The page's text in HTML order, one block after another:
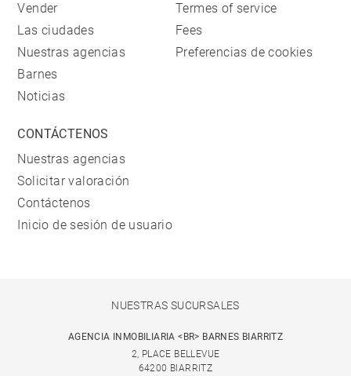
Vender
Las ciudades
Nuestras agencias
Barnes
Noticias
Termes of service
Fees
Preferencias de cookies
CONTÁCTENOS
Nuestras agencias
Solicitar valoración
Contáctenos
Inicio de sesión de usuario
NUESTRAS SUCURSALES
AGENCIA INMOBILIARIA <BR> BARNES BIARRITZ
2, PLACE BELLEVUE
64200 BIARRITZ